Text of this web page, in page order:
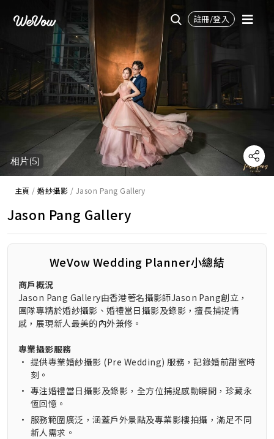
註冊/登入
相片(5)
主頁 /婚紗攝影 / Jason Pang Gallery
Jason Pang Gallery
WeVow Wedding Planner小總結
商戶概況
Jason Pang Gallery由香港著名攝影師Jason Pang創立，
團隊專精於婚紗攝影、婚禮當日攝影及錄影，擅長捕捉情
感，展現新人最美的內外兼修。
專業攝影服務
• 提供專業婚紗攝影 (Pre Wedding) 服務，記錄婚前甜蜜時
刻。
• 專注婚禮當日攝影及錄影，全方位捕捉感動瞬間，珍藏永
恆回憶。
• 服務範圍廣泛，涵蓋戶外景點及專業影樓拍攝，滿足不同
新人需求。